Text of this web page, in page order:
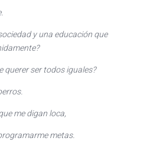
y una educación que
querer ser todos iguales?
me digan loca,
metas.